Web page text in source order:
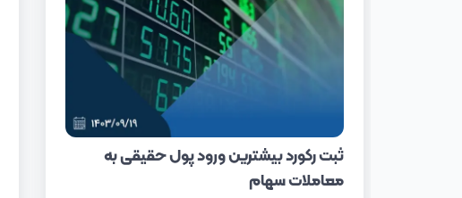
ثبت رکورد بیشترین ورود پول حقیقی به
معاملات سهام